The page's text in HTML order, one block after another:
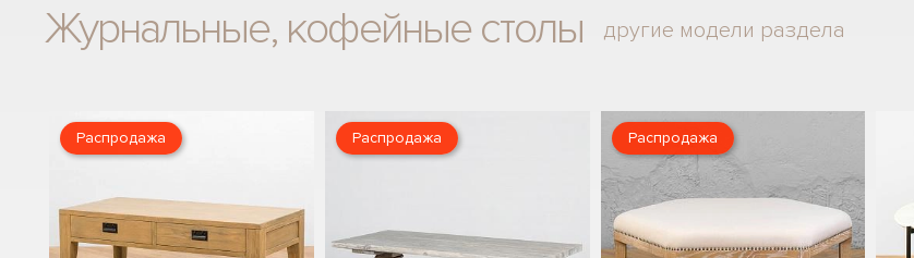
Журнальные, кофейные столы другие модели раздела
Распродажа Распродажа Распродажа